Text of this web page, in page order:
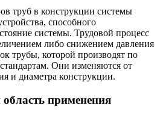
труб в конструкции системы
способного
системы. Трудовой процесс
либо снижением давления
трубы, которой производят по
Они изменяются от
и диаметра конструкции.
область применения